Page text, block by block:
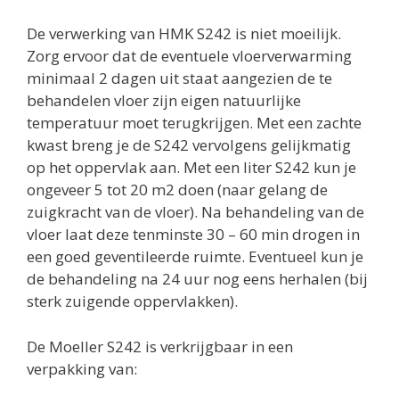
De verwerking van HMK S242 is niet moeilijk.
Zorg ervoor dat de eventuele vloerverwarming
minimaal 2 dagen uit staat aangezien de te
behandelen vloer zijn eigen natuurlijke
temperatuur moet terugkrijgen. Met een zachte
kwast breng je de S242 vervolgens gelijkmatig
op het oppervlak aan. Met een liter S242 kun je
ongeveer 5 tot 20 m2 doen (naar gelang de
zuigkracht van de vloer). Na behandeling van de
vloer laat deze tenminste 30 – 60 min drogen in
een goed geventileerde ruimte. Eventueel kun je
de behandeling na 24 uur nog eens herhalen (bij
sterk zuigende oppervlakken).
De Moeller S242 is verkrijgbaar in een
verpakking van: